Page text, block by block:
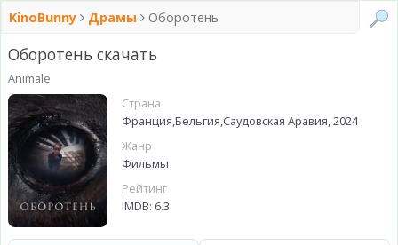
KinoBunny Драмы Оборотень
Оборотень скачать
Animale
Страна
Франция,Бельгия,Саудовская Аравия, 2024
Жанр
Фильмы
Рейтинг
IMDB: 6.3